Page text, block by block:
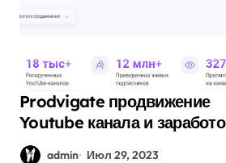
Prodvigate продвижение
Youtube канала и
youtube
admin Июл 29, 2023